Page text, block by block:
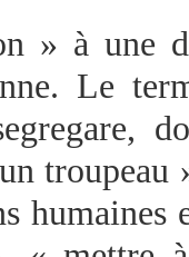
» à une
Le
humaines